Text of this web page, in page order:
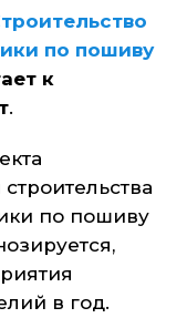
по пошиву
к
.
по пошиву
в год.